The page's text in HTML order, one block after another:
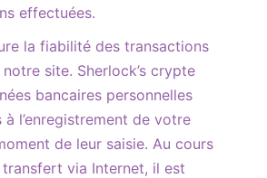
effectuées.
la fiabilité des transactions
site. Sherlock’s crypte
bancaires personnelles
à l’enregistrement de votre
de leur saisie. Au cours
via Internet, il est